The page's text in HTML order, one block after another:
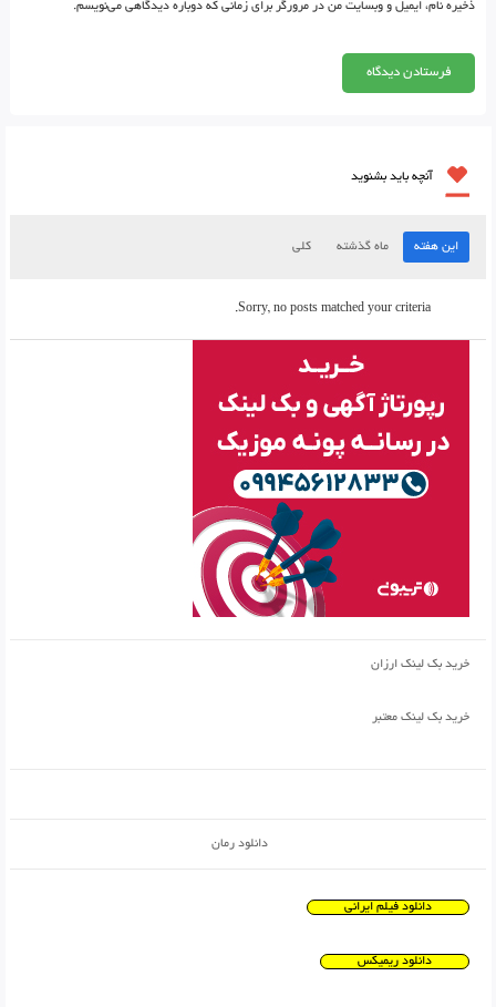
ذخیره نام، ایمیل و وبسایت من در مرورگر برای زمانی که دوباره دیدگاهی می‌نویسم.
آنچه باید بشنوید
این هفته ماه گذشته کلی
Sorry, no posts matched your criteria.
خرید بک لینک ارزان
خرید بک لینک معتبر
دانلود رمان
دانلود فیلم ایرانی
دانلود ریمیکس